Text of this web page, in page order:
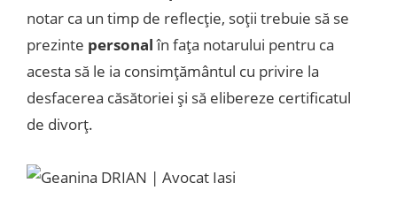
notar ca un timp de reflecție, soții trebuie să se
prezinte personalîn fața notarului pentru ca
acesta să le ia consimțământul cu privire la
desfacerea căsătoriei și să elibereze certificatul
de divorț.